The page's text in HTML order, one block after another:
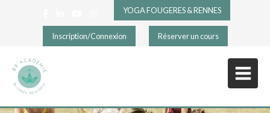
YOGA FOUGERES & RENNES
Inscription/Connexion Réserver un cours